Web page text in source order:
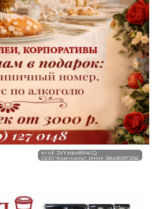
erid: 2Vtzqw8X4CQ
ООО "Крепость", ИНН: 3849097206